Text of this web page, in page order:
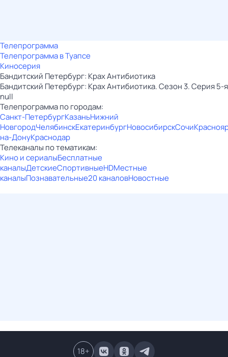
Телепрограмма
Телепрограмма в Туапсе
Киносерия
Бандитский Петербург: Крах Антибиотика
Бандитский Петербург: Крах Антибиотика. Сезон 3. Серия 5-я
null
Телепрограмма по городам:
Санкт-ПетербургКазаньНижний
НовгородЧелябинскЕкатеринбургНовосибирскСочи
на-ДонуКраснодар
Телеканалы по тематикам:
Кино и сериалыБесплатные
каналыДетскиеСпортивныеHDМестные
каналыПознавательные20 каналовНовостные
18+